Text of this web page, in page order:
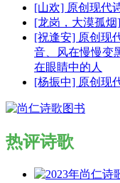
[山欢] 原创现代
[龙岗，大漠孤
[祝逢安] 原创现
音、风在慢慢变
在眼睛中的人
[杨振中] 原创现
热评诗歌